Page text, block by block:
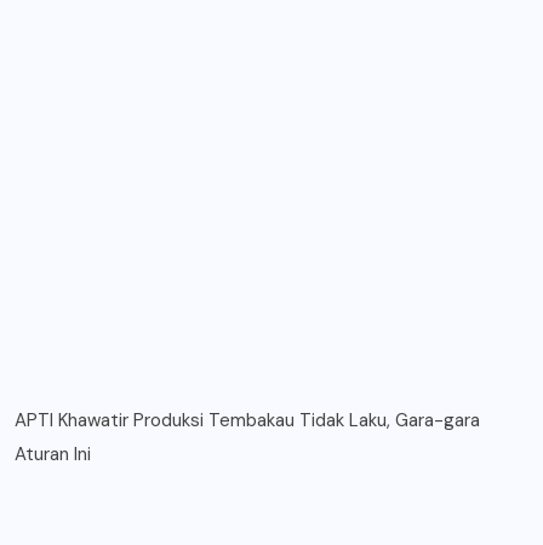
APTI Khawatir Produksi Tembakau Tidak Laku, Gara-gara
Aturan Ini